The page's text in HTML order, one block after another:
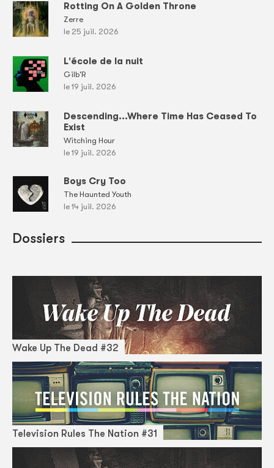
Rotting On A Golden Throne
Zerre
le 25 juil. 2026
L'école de la nuit
Gilb'R
le 19 juil. 2026
Descending...Where Time Has Ceased To
Exist
Witching Hour
le 19 juil. 2026
Boys Cry Too
The Haunted Youth
le 14 juil. 2026
Dossiers
Wake Up The Dead #32
Television Rules The Nation #31